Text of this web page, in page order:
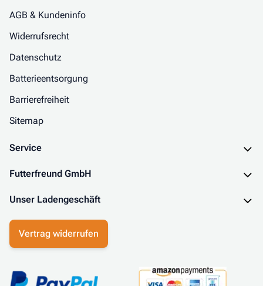
AGB & Kundeninfo
Widerrufsrecht
Datenschutz
Batterieentsorgung
Barrierefreiheit
Sitemap
Service
Futterfreund GmbH
Unser Ladengeschäft
Vertrag widerrufen